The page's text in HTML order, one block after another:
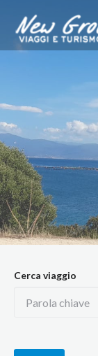
Cerca viaggio